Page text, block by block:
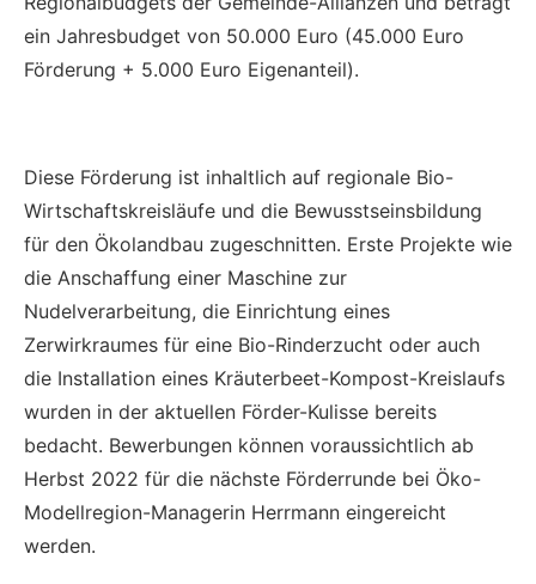
ein Jahresbudget von 50.000 Euro (45.000 Euro
Förderung + 5.000 Euro Eigenanteil).
Diese Förderung ist inhaltlich auf regionale Bio-
Wirtschaftskreisläufe und die Bewusstseinsbildung
für den Ökolandbau zugeschnitten. Erste Projekte wie
die Anschaffung einer Maschine zur
Nudelverarbeitung, die Einrichtung eines
Zerwirkraumes für eine Bio-Rinderzucht oder auch
die Installation eines Kräuterbeet-Kompost-Kreislaufs
wurden in der aktuellen Förder-Kulisse bereits
bedacht. Bewerbungen können voraussichtlich ab
Herbst 2022 für die nächste Förderrunde bei Öko-
Modellregion-Managerin Herrmann eingereicht
werden.